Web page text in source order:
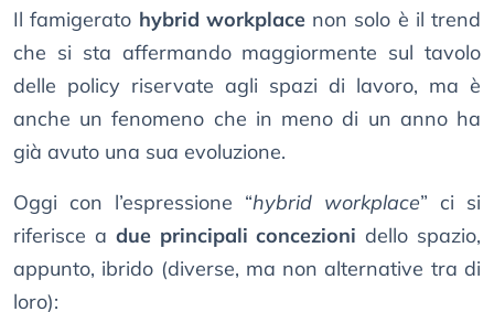
Il famigerato hybrid workplacenon solo è il trend
che si sta affermando maggiormente sul tavolo
delle policy riservate agli spazi di lavoro, ma è
anche un fenomeno che in meno di un anno ha
già avuto una sua evoluzione.
Oggi con l’espressione “hybrid workplace” ci si
riferisce a due principali concezioni dello spazio,
appunto, ibrido (diverse, ma non alternative tra di
loro):